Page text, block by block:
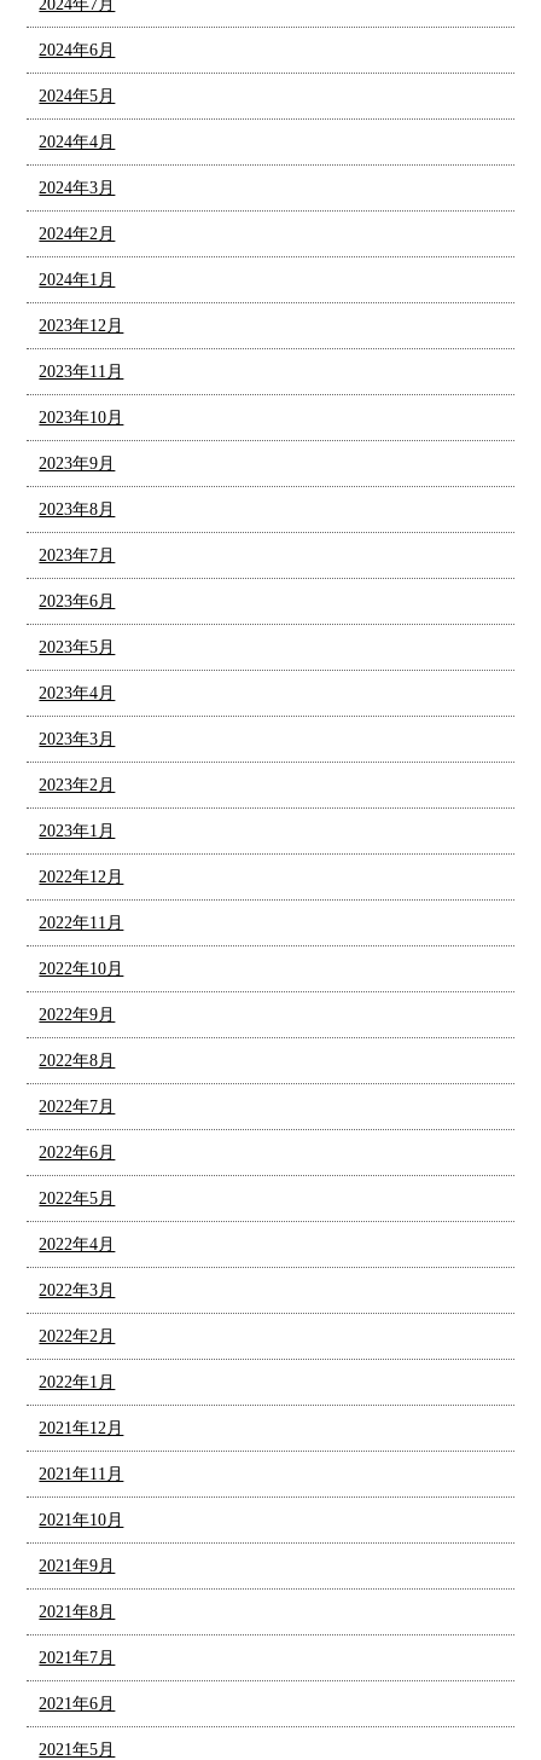
2024年7月
2024年6月
2024年5月
2024年4月
2024年3月
2024年2月
2024年1月
2023年12月
2023年11月
2023年10月
2023年9月
2023年8月
2023年7月
2023年6月
2023年5月
2023年4月
2023年3月
2023年2月
2023年1月
2022年12月
2022年11月
2022年10月
2022年9月
2022年8月
2022年7月
2022年6月
2022年5月
2022年4月
2022年3月
2022年2月
2022年1月
2021年12月
2021年11月
2021年10月
2021年9月
2021年8月
2021年7月
2021年6月
2021年5月